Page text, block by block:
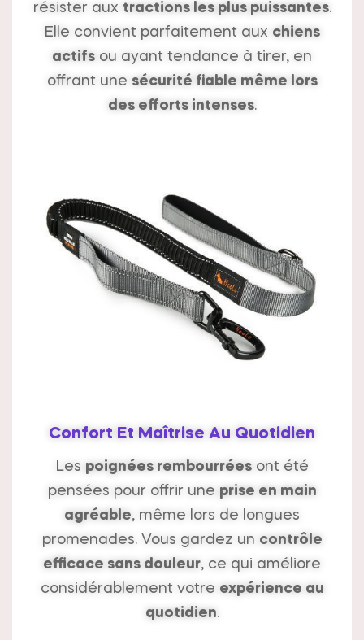
résister aux tractions les plus puissantes.
Elle convient parfaitement aux chiens
actifs ou ayant tendance à tirer, en
offrant une sécurité fiable même lors
des efforts intenses.
Confort Et Maîtrise Au Quotidien
Les poignées rembourréesont été
pensées pour offrir une prise en main
agréable, même lors de longues
promenades. Vous gardez un contrôle
efficace sans douleur, ce qui améliore
considérablement votre expérience au
quotidien.